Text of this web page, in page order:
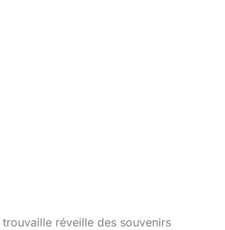
réveille des souvenirs